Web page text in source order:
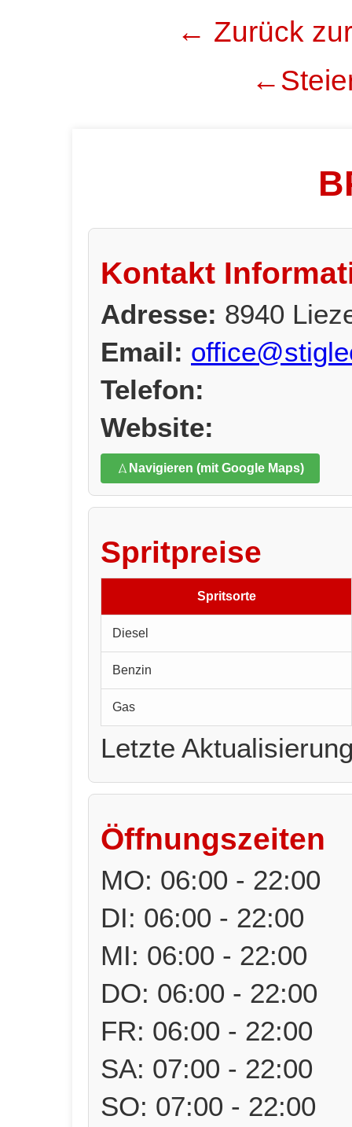
← Zurück
Kontakt
Adresse: 8940
Email:
Telefon:
Website:
Navigieren (mit Google Maps)
Spritpreise
Spritsorte
Diesel
Benzin
Gas
Letzte
Öffnungszeiten
MO: 06:00 - 22:00
DI: 06:00 - 22:00
MI: 06:00 - 22:00
DO: 06:00 - 22:00
FR: 06:00 - 22:00
SA: 07:00 - 22:00
SO: 07:00 - 22:00